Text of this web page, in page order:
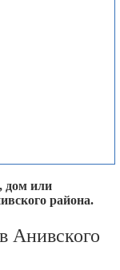
дом или
района.
Анивского